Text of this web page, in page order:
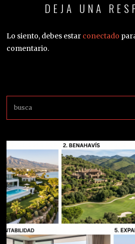
DEJA UNA
Lo siento, debes estar conectado
comentario.